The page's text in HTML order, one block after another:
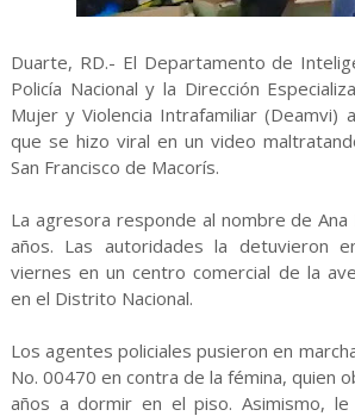
Duarte, RD.- El Departamento de
Policía Nacional y la Dirección
Mujer y Violencia Intrafamiliar (Deamvi)
que se hizo viral en un video
San Francisco de Macorís.
La agresora responde al nombre de Ana
años. Las autoridades la detuvieron
viernes en un centro comercial de la
en el Distrito Nacional.
Los agentes policiales pusieron en
No. 00470 en contra de la fémina, quien
años a dormir en el piso. Asimismo, le